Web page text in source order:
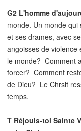
G2 L'homme
monde. Un monde qui
et ses drames, avec
angoisses de violence
le monde? Comment
forcer? Comment
de Dieu? Le Chrsit
temps.
T Réjouis-toi Sainte